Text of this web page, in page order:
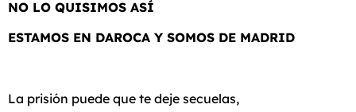
NO LO QUISIMOS ASÍ
ESTAMOS EN DAROCA Y SOMOS DE MADRID
La prisión puede que te deje secuelas,